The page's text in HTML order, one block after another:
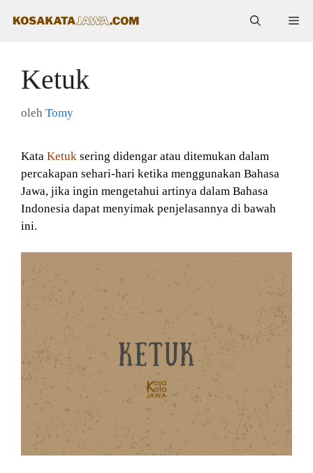
Ketuk
oleh Tomy
Kata Ketuk sering didengar atau ditemukan dalam
percakapan sehari-hari ketika menggunakan Bahasa
Jawa, jika ingin mengetahui artinya dalam Bahasa
Indonesia dapat menyimak penjelasannya di bawah
ini.